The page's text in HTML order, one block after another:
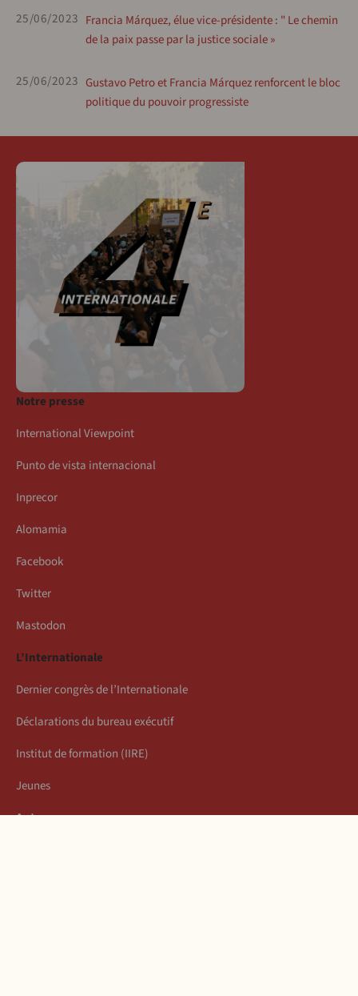
25/06/2023 Francia Márquez, élue vice-présidente : " Le chemin
de la paix passe par la justice sociale »
25/06/2023 Gustavo Petro et Francia Márquez renforcent le bloc
politique du pouvoir progressiste
Notre presse
International Viewpoint
Punto de vista internacional
Inprecor
Alomamia
Facebook
Twitter
Mastodon
L’Internationale
Dernier congrès de l’Internationale
Déclarations du bureau exécutif
Institut de formation (IIRE)
Jeunes
Auteurs